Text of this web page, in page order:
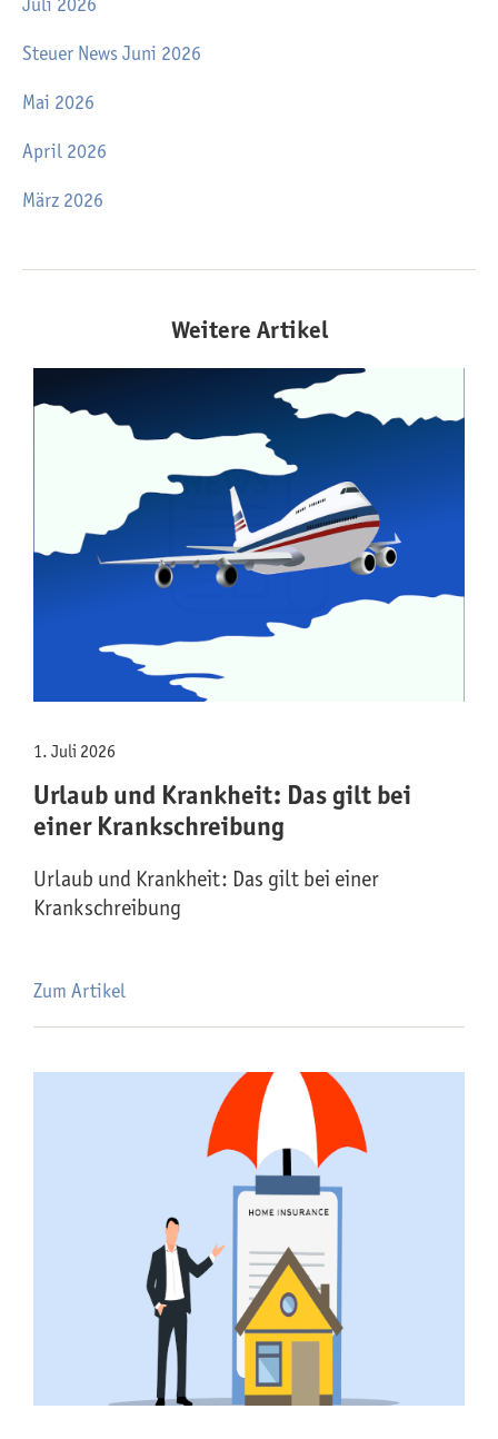
Steuer News Juni 2026
Mai 2026
April 2026
März 2026
Weitere Artikel
1. Juli 2026
Urlaub und Krankheit: Das gilt bei
einer Krankschreibung
Urlaub und Krankheit: Das gilt bei einer
Krankschreibung
Zum Artikel